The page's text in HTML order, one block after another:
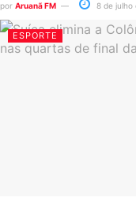
por Aruanã FM 8 de julho
ESPORTE